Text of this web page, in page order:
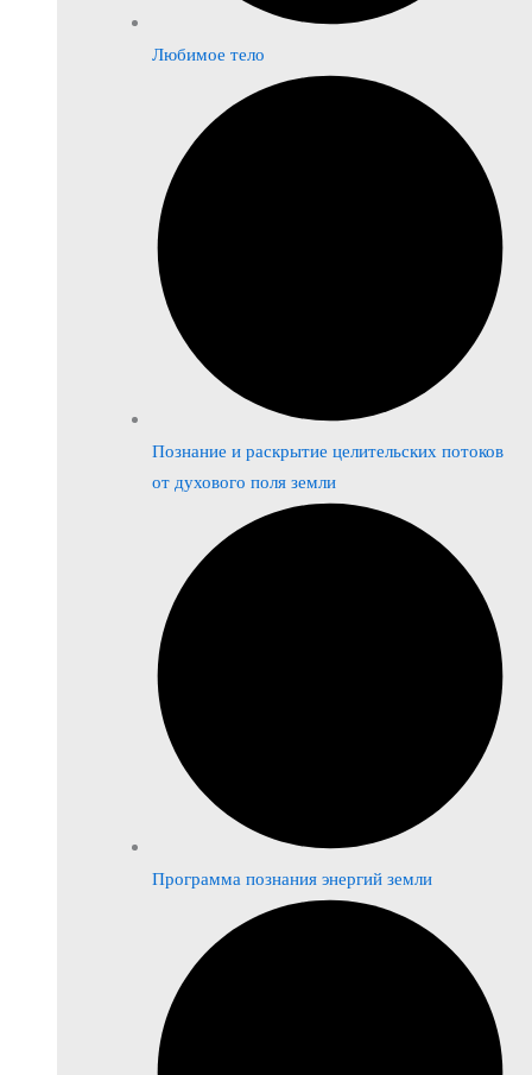
Любимое тело
Познание и раскрытие целительских потоков
от духового поля земли
Программа познания энергий земли